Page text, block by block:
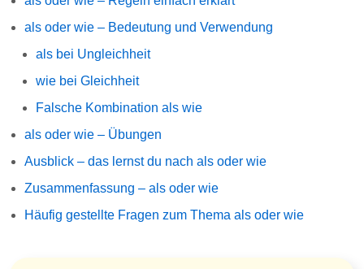
als oder wie – Bedeutung und Verwendung
als bei Ungleichheit
wie bei Gleichheit
Falsche Kombination als wie
als oder wie – Übungen
Ausblick – das lernst du nach als oder wie
Zusammenfassung – als oder wie
Häufig gestellte Fragen zum Thema als oder wie